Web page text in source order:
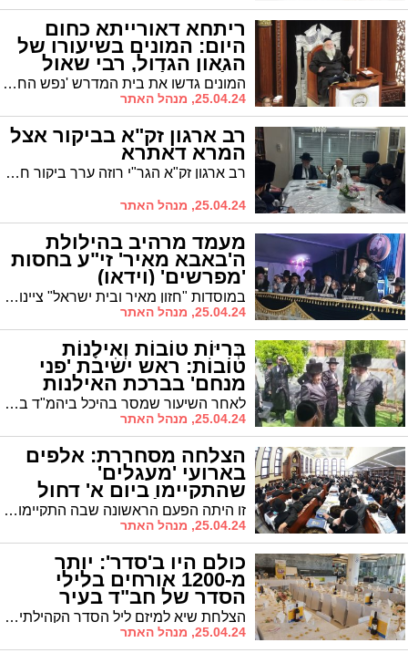
ריתחא דאורייתא כחום
היום: המונים בשיעורו של
הגאון הגדול, רבי שאול
אלתר שליט"א המונים גדשו את בית המדרש 'נפש החיים', היכלו ומבואותיו, עת מסר הגאון רבי שאול אלתר שליט"א את שיעורו בסוגיית 'אחריות של אלם' * השיעור במסגרת שיעורי התורה של 'מעגלים'
25.04.24, מנהל האתר
רב ארגון זק"א בביקור אצל
המרא דאתרא
רב ארגון זק"א הגר"י רוזה ערך ביקור חג אצל רבה של העיר הגר"י שיינין
25.04.24, מנהל האתר
מעמד מרהיב בהילולת
ה'באבא מאיר' זי"ע בחסות
'מפרשים' (וידאו)
במוסדות "חזון מאיר ובית ישראל" ציינו את הילולת הרה"ק רבי מאיר אבוחצירא זצוק"ל במעמד בנו האדמו"ר רבי יקותיאל אבוחצירא* סיפר על עבודת הקודש בליל הסדר אצל אביו
25.04.24, מנהל האתר
בְּרִיּוֹת טוֹבוֹת וְאִילָנוֹת
טוֹבוֹת: ראש ישיבת 'פני
מנחם' בברכת האילנות
(וידאו) לאחר השיעור שמסר בהיכל ביהמ"ד בעלזא ברובע ו', פנה ראש ישיבת 'פני מנחם', הגרד"ח אלתר שליט"א, והוא בירך את ברכת האילנות
25.04.24, מנהל האתר
הצלחה מסחררת: אלפים
בארועי 'מעגלים'
שהתקיימו ביום א' דחול
המועד (גלריה) זו היתה הפעם הראשונה שבה התקיימו אירועים מבית 'מעגלים' אך הם זכו להצלחה מסחררת: אלפים השתתפו אתמול בשורת השיעורים והמופעים. צפו בגלריה
25.04.24, מנהל האתר
כולם היו ב'סדר': יותר
מ-1200 אורחים בלילי
הסדר של חב"ד בעיר
הצלחת שיא למיזם ליל הסדר הקהילתי שהתקיים בעשרה מוקדים ברחבי העיר • האורחים הסבו סביב שולחנות ערוכים ברוב פאר והדר, באווירה מרוממת, לצד תפילה ובקשה להשבת החטופים ולגאולה שלמה • הרב גודמן, שליח חב"ד לעיר: "מרגש לראות צעירים ומבוגרים, מכל שכבות האוכלוסייה, יושבים יחד כמו משפחה אחת גדולה וחוגגים סדר כהלכתו"
25.04.24, מנהל האתר